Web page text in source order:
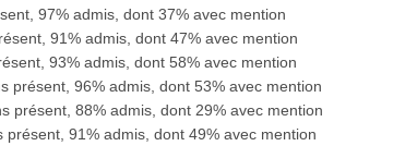
97% admis, dont 37% avec mention
91% admis, dont 47% avec mention
93% admis, dont 58% avec mention
présent, 96% admis, dont 53% avec mention
présent, 88% admis, dont 29% avec mention
présent, 91% admis, dont 49% avec mention